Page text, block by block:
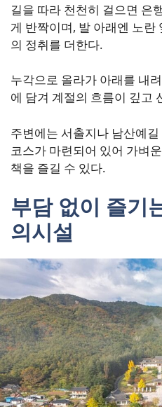
길을 따라 천천히 걸으면 은
게 반짝이며, 발 아래엔 노란
의 정취를 더한다.
누각으로 올라가 아래를 내
에 담겨 계절의 흐름이 깊고
주변에는 서출지나 남산예
코스가 마련되어 있어 가벼
책을 즐길 수 있다.
부담 없이 즐기
의시설